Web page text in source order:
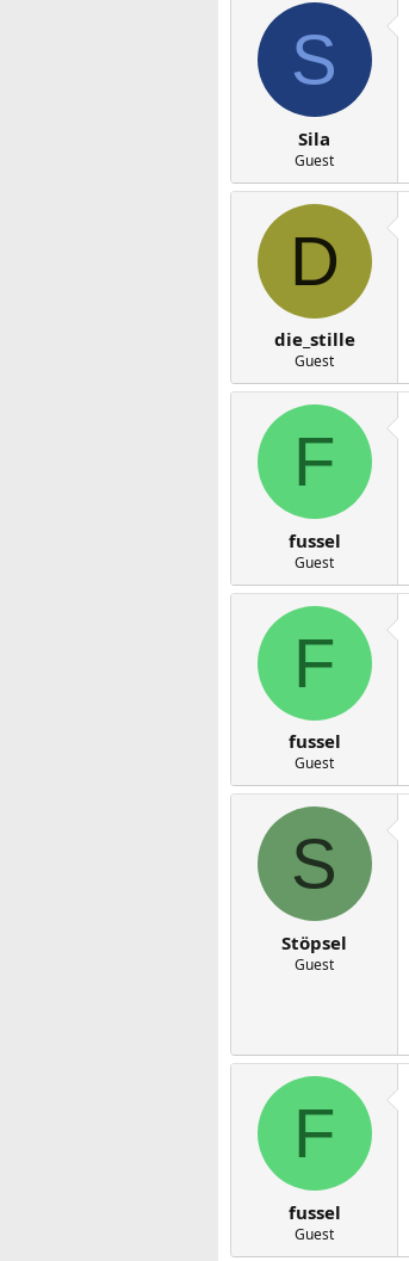
S
Sila
Guest
D
die_stille
Guest
F
fussel
Guest
F
fussel
Guest
S
Stöpsel
Guest
F
fussel
Guest